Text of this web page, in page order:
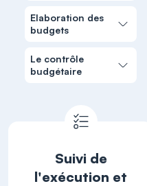
Elaboration des
budgets
Le contrôle
budgétaire
Suivi de
l'exécution et